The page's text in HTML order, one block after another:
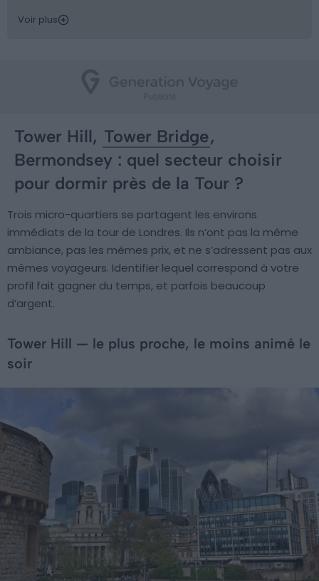
Voir plus
Tower Hill, Tower Bridge,
Bermondsey : quel secteur choisir
pour dormir près de la Tour ?
Trois micro-quartiers se partagent les environs
immédiats de la tour de Londres. Ils n’ont pas la même
ambiance, pas les mêmes prix, et ne s’adressent pas aux
mêmes voyageurs. Identifier lequel correspond à votre
profil fait gagner du temps, et parfois beaucoup
d’argent.
Tower Hill — le plus proche, le moins animé le
soir